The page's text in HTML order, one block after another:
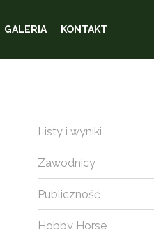
GALERIA KONTAKT
Listy i wyniki
Zawodnicy
Publiczność
Hobby Horse